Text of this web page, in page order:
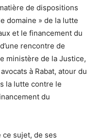
de dispositions
domaine » de la lutte
et le financement du
rencontre de
ministère de la Justice,
à Rabat, atour du
la lutte contre le
du
ce sujet, de ses